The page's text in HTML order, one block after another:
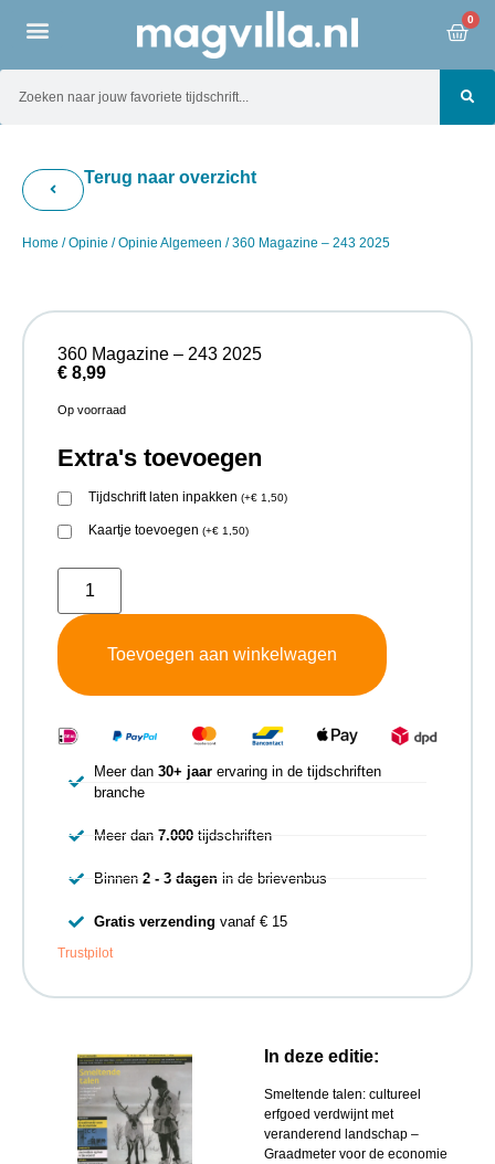
0
Terug naar overzicht
Home /Opinie /Opinie Algemeen / 360 Magazine – 243 2025
In deze editie:
Smeltende talen: cultureel
erfgoed verdwijnt met
veranderend landschap –
Graadmeter voor de economie
360 Magazine – 243 2025
€ 8,99
Op voorraad
Extra's toevoegen
Tijdschrift laten inpakken (+€ 1,50)
Kaartje toevoegen (+€ 1,50)
Toevoegen aan winkelwagen
Meer dan 30+ jaarervaring in de tijdschriften
branche
Meer dan 7.000tijdschriften
Binnen 2 - 3 dagenin de brievenbus
Gratis verzending vanaf € 15
Trustpilot